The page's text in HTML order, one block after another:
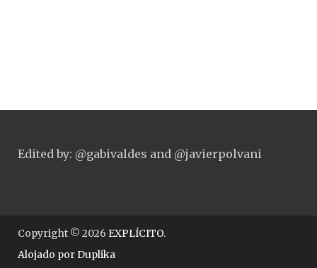
Edited by: @gabivaldes and @javierpolvani
Copyright © 2026 EXPLÍCITO.
Alojado porDuplika